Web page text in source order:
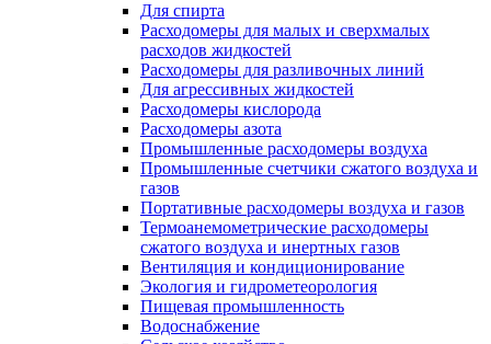
Для спирта
Расходомеры для малых и сверхмалых
расходов жидкостей
Расходомеры для разливочных линий
Для агрессивных жидкостей
Расходомеры кислорода
Расходомеры азота
Промышленные расходомеры воздуха
Промышленные счетчики сжатого воздуха и
газов
Портативные расходомеры воздуха и газов
Термоанемометрические расходомеры
сжатого воздуха и инертных газов
Вентиляция и кондиционирование
Экология и гидрометеорология
Пищевая промышленность
Водоснабжение